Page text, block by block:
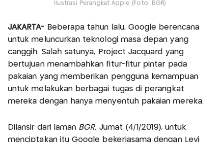
Ilustrasi Perangkat Apple (Foto: BGR)
JAKARTA- Beberapa tahun lalu, Google berencana
untuk meluncurkan teknologi masa depan yang
canggih. Salah satunya, Project Jacquard yang
bertujuan menambahkan fitur-fitur pintar pada
pakaian yang memberikan pengguna kemampuan
untuk melakukan berbagai tugas di perangkat
mereka dengan hanya menyentuh pakaian mereka.
Dilansir dari laman BGR, Jumat (4/1/2019), untuk
menciptakan itu Google bekerjasama dengan Levi